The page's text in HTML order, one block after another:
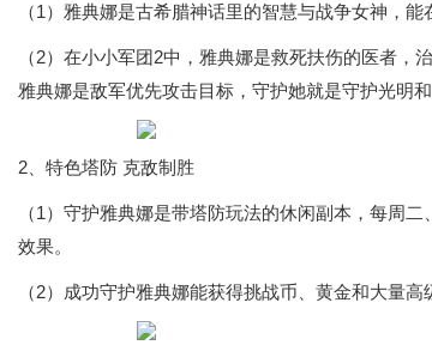
（1）雅典娜是古希腊神话里的智慧与战争女神，能
（2）在小小军团2中，雅典娜是救死扶伤的医者
雅典娜是敌军优先攻击目标，守护她就是守护光明和
2、特色塔防 克敌制胜
（1）守护雅典娜是带塔防玩法的休闲副本，每周
效果。
（2）成功守护雅典娜能获得挑战币、黄金和大量